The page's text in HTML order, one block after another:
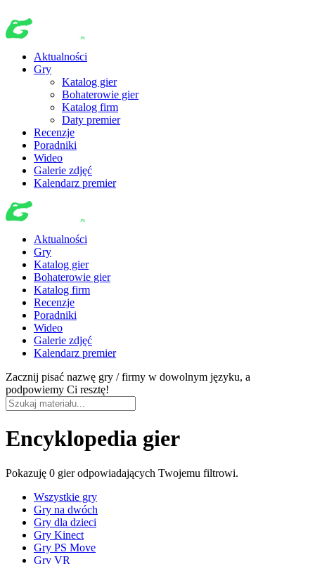
Aktualności
Gry
Katalog gier
Bohaterowie gier
Katalog firm
Daty premier
Recenzje
Poradniki
Wideo
Galerie zdjęć
Kalendarz premier
Aktualności
Gry
Katalog gier
Bohaterowie gier
Katalog firm
Recenzje
Poradniki
Wideo
Galerie zdjęć
Kalendarz premier
Zacznij pisać nazwę gry / firmy w dowolnym języku, a
podpowiemy Ci resztę!
Encyklopedia gier
Pokazuję 0 gierodpowiadających Twojemu filtrowi.
Wszystkie gry
Gry na dwóch
Gry dla dzieci
Gry Kinect
Gry PS Move
Gry VR